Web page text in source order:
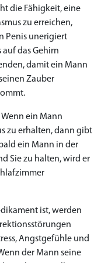
die Fähigkeit, eine
zu erreichen,
Penis unerigiert
das Gehirn
damit ein Mann
Zauber
ein Mann
zu erhalten, dann gibt
ein Mann in der
Sie zu halten, wird er
ist, werden
Angstgefühle und
der Mann seine